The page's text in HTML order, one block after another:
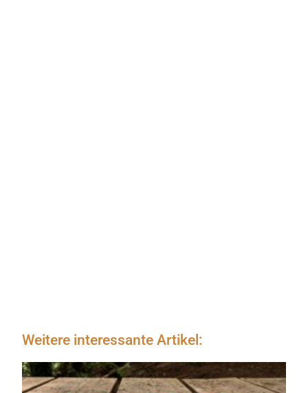
Weitere interessante Artikel: